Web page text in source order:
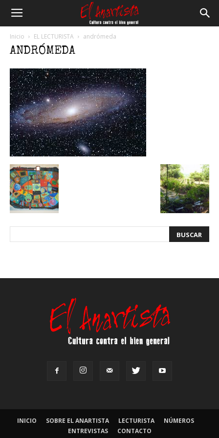
Inicio EL LECTURISTA andrómeda
ANDRÓMEDA
INICIO SOBRE EL ANARTISTA LECTURISTA
NÚMEROS
ENTREVISTAS
CONTACTO